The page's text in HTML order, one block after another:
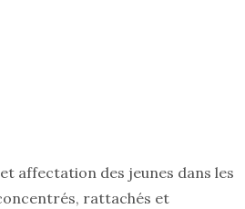
affectation des jeunes dans les
rattachés et